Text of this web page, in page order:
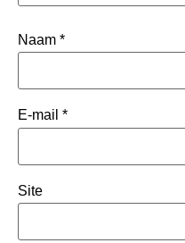
Naam *
E-mail *
Site